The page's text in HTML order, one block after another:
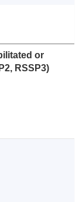
or
RSSP3)